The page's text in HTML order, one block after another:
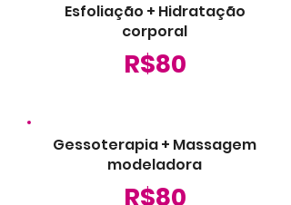
Esfoliação + Hidratação
corporal
R$80
Gessoterapia + Massagem
modeladora
R$80